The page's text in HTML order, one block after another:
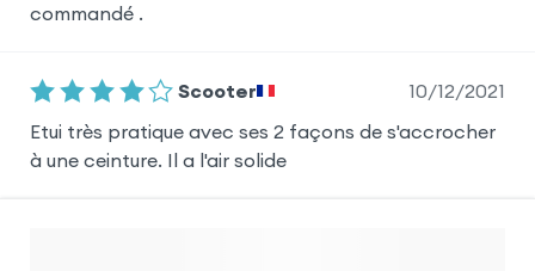
commandé .
Scooter
10/12/2021
Etui très pratique avec ses 2 façons de s'accrocher
à une ceinture. Il a l'air solide